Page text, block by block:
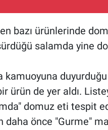
bazı ürünlerinde
salamda yine
kamuoyuna
ürün de yer aldı.
domuz eti tespit
önce "Gurme"